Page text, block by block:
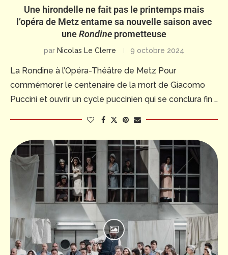
Une hirondelle ne fait pas le printemps mais
l’opéra de Metz entame sa nouvelle saison avec
uneRondine prometteuse
par Nicolas Le Clerre 9 octobre 2024
La Rondine à l’Opéra-Théâtre de Metz Pour
commémorer le centenaire de la mort de Giacomo
Puccini et ouvrir un cycle puccinien qui se conclura fin …